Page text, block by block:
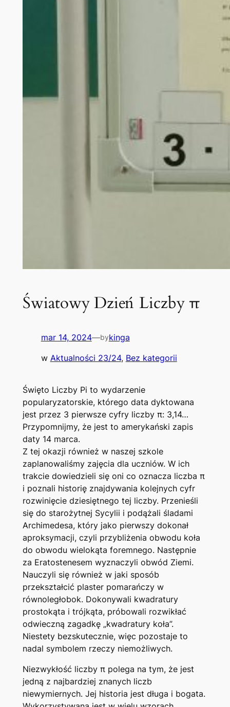
Światowy Dzień Liczby π
mar 14, 2024—bykinga
w Aktualności 23/24, Bez kategorii
Święto Liczby Pi to wydarzenie
popularyzatorskie, którego data dyktowana
jest przez 3 pierwsze cyfry liczby π: 3,14…
Przypomnijmy, że jest to amerykański zapis
daty 14 marca.
Z tej okazji również w naszej szkole
zaplanowaliśmy zajęcia dla uczniów. W ich
trakcie dowiedzieli się oni co oznacza liczba π
i poznali historię znajdywania kolejnych cyfr
rozwinięcie dziesiętnego tej liczby. Przenieśli
się do starożytnej Sycylii i podążali śladami
Archimedesa, który jako pierwszy dokonał
aproksymacji, czyli przybliżenia obwodu koła
do obwodu wielokąta foremnego. Następnie
za Eratostenesem wyznaczyli obwód Ziemi.
Nauczyli się również w jaki sposób
przekształcić plaster pomarańczy w
równoległobok. Dokonywali kwadratury
prostokąta i trójkąta, próbowali rozwikłać
odwieczną zagadkę „kwadratury koła”.
Niestety bezskutecznie, więc pozostaje to
nadal symbolem rzeczy niemożliwych.
Niezwykłość liczby π polega na tym, że jest
jedną z najbardziej znanych liczb
niewymiernych. Jej historia jest długa i bogata.